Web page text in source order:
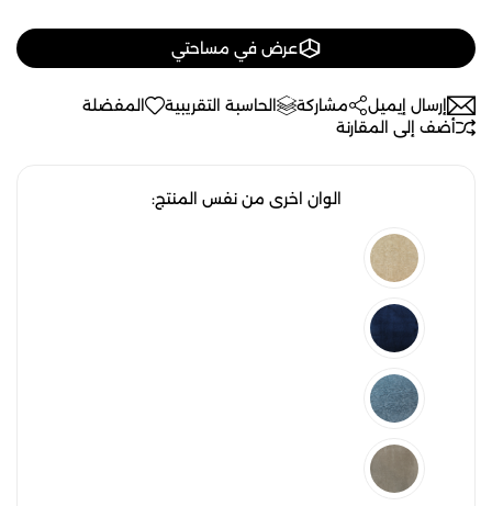
عرض في مساحتي
إرسال إيميل مشاركة الحاسبة التقريبية
المفضلة
أضف إلى المقارنة
الوان اخرى من نفس المنتج: